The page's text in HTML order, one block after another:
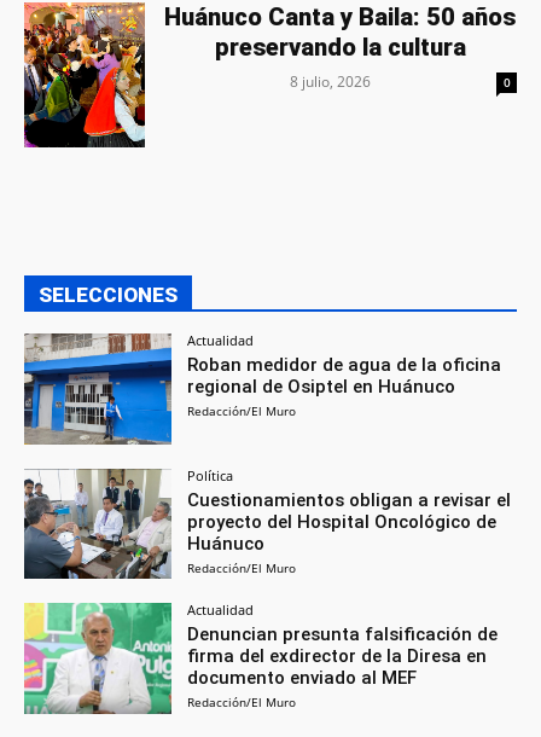
Huánuco Canta y Baila: 50 años
preservando la cultura
8 julio, 2026 0
SELECCIONES
Actualidad
Roban medidor de agua de la oficina
regional de Osiptel en Huánuco
Redacción/El Muro
Política
Cuestionamientos obligan a revisar el
proyecto del Hospital Oncológico de
Huánuco
Redacción/El Muro
Actualidad
Denuncian presunta falsificación de
firma del exdirector de la Diresa en
documento enviado al MEF
Redacción/El Muro